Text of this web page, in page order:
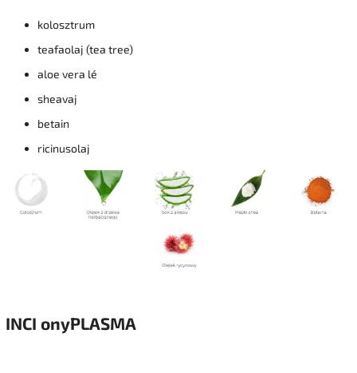
kolosztrum
teafaolaj (tea tree)
aloe vera lé
sheavaj
betain
ricinusolaj
INCI onyPLASMA